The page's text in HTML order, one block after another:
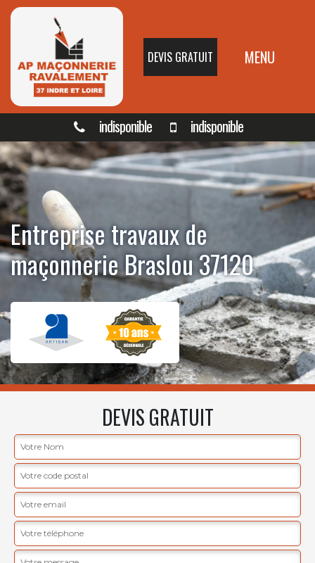
DEVIS GRATUIT MENU
indisponible indisponible
Entreprise travaux de
maçonnerie Braslou 37120
DEVIS GRATUIT